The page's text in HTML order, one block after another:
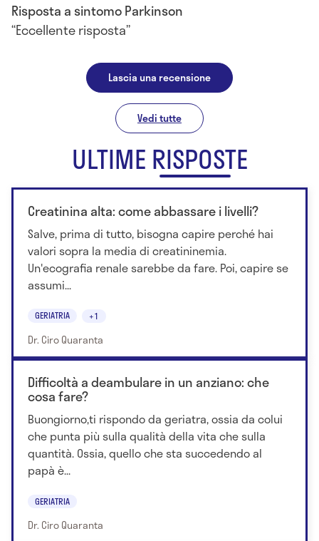
Risposta a sintomo Parkinson
Eccellente risposta
Lascia una recensione
Vedi tutte
ULTIME RISPOSTE
Creatinina alta: come abbassare i livelli?
Salve, prima di tutto, bisogna capire perché hai
valori sopra la media di creatininemia.
Un'ecografia renale sarebbe da fare. Poi, capire se
assumi...
GERIATRIA +1
Dr. Ciro Quaranta
Difficoltà a deambulare in un anziano: che
cosa fare?
Buongiorno,ti rispondo da geriatra, ossia da colui
che punta più sulla qualità della vita che sulla
quantità. Ossia, quello che sta succedendo al
papà è...
GERIATRIA
Dr. Ciro Quaranta